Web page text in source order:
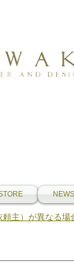
主）が異なる